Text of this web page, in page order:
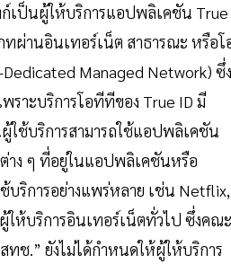
เป็นผู้ให้บริการแอปพลิเคชัน True
ผ่านอินเทอร์เน็ต สาธารณะ หรือโ
Managed Network) ซึ่
ราะบริการโอทีทีของ True ID มี
ช้บริการสามารถใช้แอปพลิเคชัน
ต่าง ๆ ที่อยู่ในแอปพลิเคชันหรือ
ริการอย่างแพร่หลาย เช่น Netflix,
ให้บริการอินเทอร์เน็ตทั่วไป ซึ่งคณะ
ทช.” ยังไม่ได้กําหนดให้ผู้ให้บริการ